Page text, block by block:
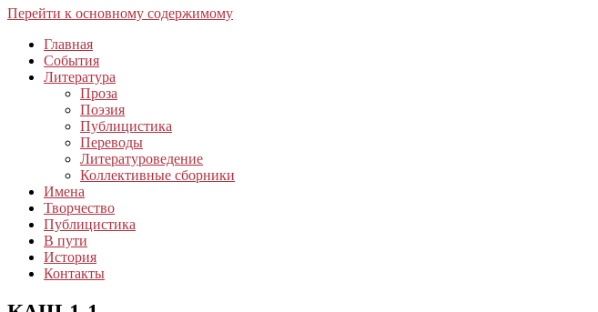
Перейти к основному содержимому
Главная
События
Литература
Проза
Поэзия
Публицистика
Переводы
Литературоведение
Коллективные сборники
Имена
Творчество
Публицистика
В пути
История
Контакты